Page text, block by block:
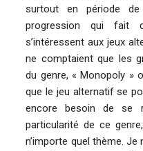
surtout en période de
progression qui fait
s’intéressent aux jeux
ne comptaient que les
du genre, « Monopoly »
que le jeu alternatif se
encore besoin de se
particularité de ce
n’importe quel thème. Je